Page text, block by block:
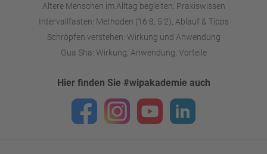
Ältere Menschen im Alltag begleiten: Praxiswissen
Intervallfasten: Methoden (16:8, 5:2), Ablauf & Tipps
Schröpfen verstehen: Wirkung und Anwendung
Gua Sha: Wirkung, Anwendung, Vorteile
Hier finden Sie #wipakademie auch